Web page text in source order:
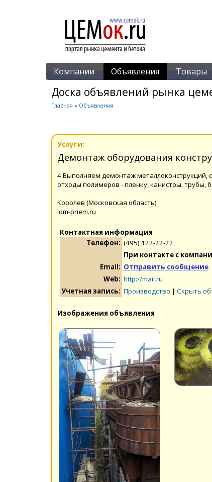
Компании Объявления Товары
Доска объявлений рынка
Главная » Объявления
Услуги:
Демонтаж оборудования
4 Выполняем демонтаж
отходы полимеров - пленку, канистры,
Королев (Московская область)
lom-priem.ru
Контактная информация
Телефон: (495) 122-22-22
При контакте с
Email: Отправить сообщение
Web: http://mail.ru
Учетная запись: Производство | Скрыть
Изображения объявления